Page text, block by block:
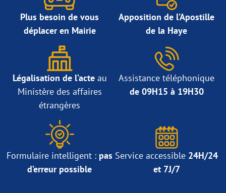
Plus besoin de vous
déplacer en Mairie
Apposition de l’Apostille
de la Haye
Légalisation de l’acteau
Ministère des affaires
étrangères
Assistance téléphonique
de 09H15 à 19H30
Formulaire intelligent : pas
d’erreur possible
Service accessible 24H/24
et 7J/7